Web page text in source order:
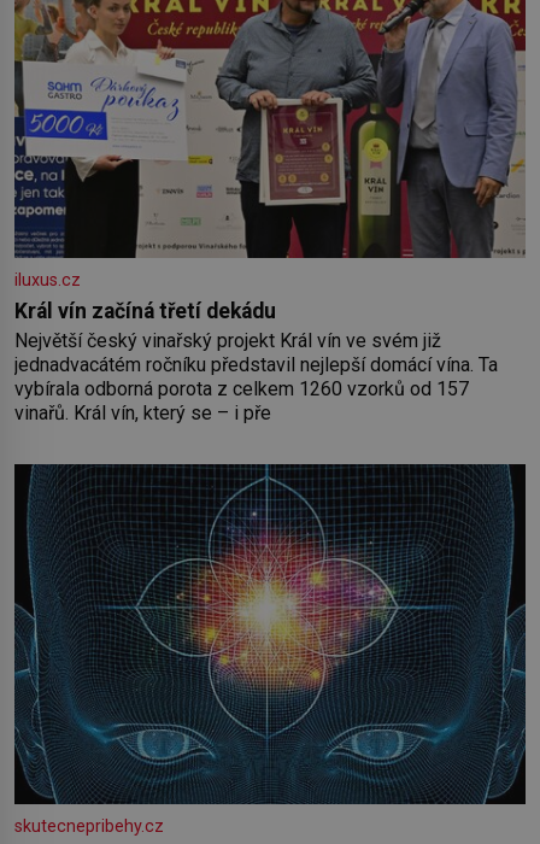
iluxus.cz
Král vín začíná třetí dekádu
Největší český vinařský projekt Král vín ve svém již
jednadvacátém ročníku představil nejlepší domácí vína. Ta
vybírala odborná porota z celkem 1260 vzorků od 157
vinařů. Král vín, který se – i pře
skutecnepribehy.cz